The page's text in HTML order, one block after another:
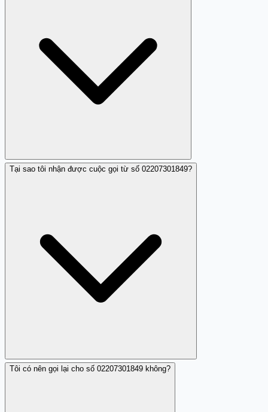
Số điện thoại 02207301849 được báo cáo là có dấu hiệu
Tại sao tôi nhận được cuộc gọi từ số 02207301849?
Có thể số điện thoại này thực hiện các cuộc gọi nhá máy
Tôi có nên gọi lại cho số 02207301849 không?